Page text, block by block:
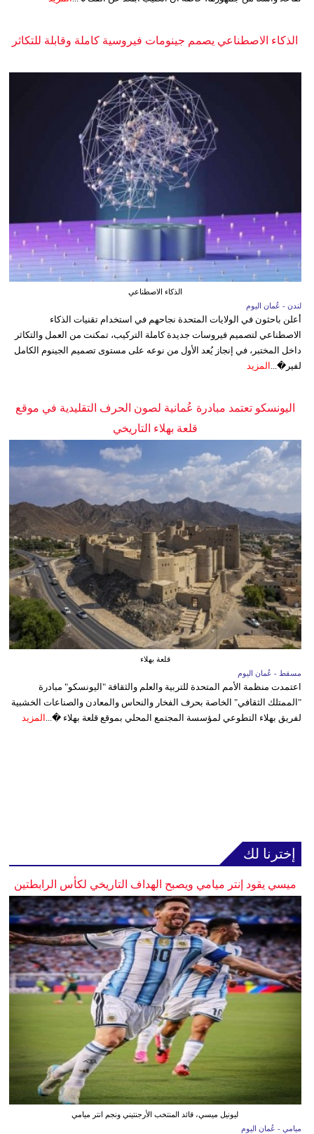
الذكاء الاصطناعي يصمم جينومات فيروسية كاملة وقابلة للتكاثر
الذكاء الاصطناعي
لندن - عُمان اليوم
أعلن باحثون في الولايات المتحدة نجاحهم في استخدام تقنيات الذكاء
الاصطناعي لتصميم فيروسات جديدة كاملة التركيب، تمكنت من العمل والتكاثر
داخل المختبر، في إنجاز يُعد الأول من نوعه على مستوى تصميم الجينوم الكامل
لفير�...
المزيد
اليونسكو تعتمد مبادرة عُمانية لصون الحرف التقليدية في موقع
قلعة بهلاء التاريخي
قلعة بهلاء
مسقط - عُمان اليوم
اعتمدت منظمة الأمم المتحدة للتربية والعلم والثقافة "اليونسكو" مبادرة
"الممتلك الثقافي" الخاصة بحرف الفخار والنحاس والمعادن والصناعات الخشبية
لفريق بهلاء التطوعي لمؤسسة المجتمع المحلي بموقع قلعة بهلاء �... المزيد
إخترنا لك
ميسي يقود إنتر ميامي ويصبح الهداف التاريخي لكأس الرابطتين
ليونيل ميسي، قائد المنتخب الأرجنتيني ونجم انتر ميامي
ميامي - عُمان اليوم